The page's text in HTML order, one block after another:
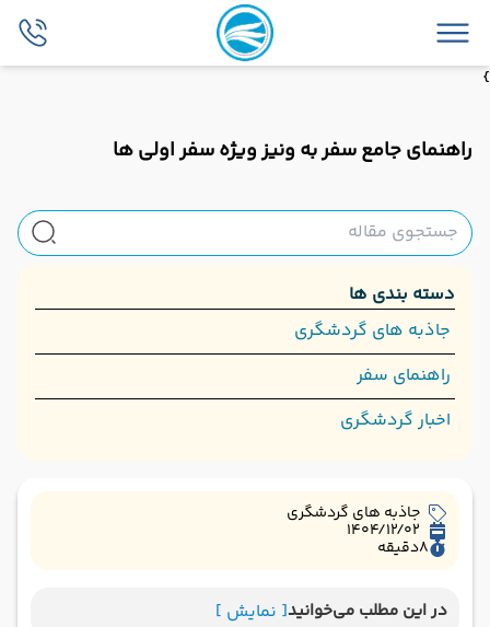
}
راهنمای جامع سفر به ونیز ویژه سفر اولی ها
دسته بندی ها
جاذبه های گردشگری
راهنمای سفر
اخبار گردشگری
جاذبه های گردشگری
1404/12/02
8دقیقه
در این مطلب می‌خوانید[ نمایش ]